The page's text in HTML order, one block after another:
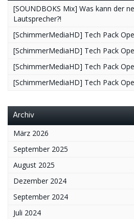
[SOUNDBOKS Mix] Was kann der
Lautsprecher?!
[SchimmerMediaHD] Tech Pack
[SchimmerMediaHD] Tech Pack
[SchimmerMediaHD] Tech Pack
[SchimmerMediaHD] Tech Pack
Archiv
März 2026
September 2025
August 2025
Dezember 2024
September 2024
Juli 2024